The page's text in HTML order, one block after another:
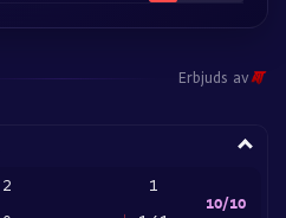
Erbjuds av
2
1
10/10